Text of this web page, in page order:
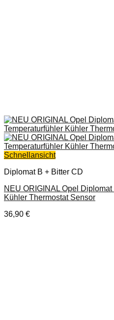
Schnellansicht
Diplomat B + Bitter CD
NEU ORIGINAL Opel
Kühler Thermostat Sensor
36,90 €